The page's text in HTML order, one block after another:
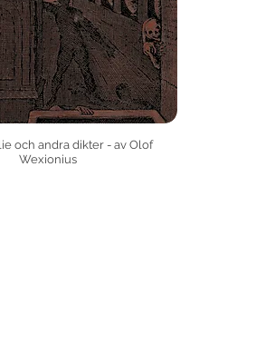
och andra dikter - av Olof
Wexionius